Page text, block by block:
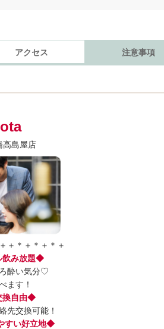
アクセス 注意事項
高島屋店
＋＊＋＊＋＊＋
み放題◆
酔い気分♡
ます！
換自由◆
先交換可能！
すい好立地◆